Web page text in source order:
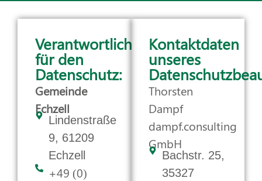
Verantwortlich
für den
Datenschutz:
Gemeinde
Echzell
Lindenstraße
9, 61209
Echzell
+49 (0)
Kontaktdaten
unseres
Thorsten
Dampf
dampf.consulting
GmbH
Bachstr. 25,
35327